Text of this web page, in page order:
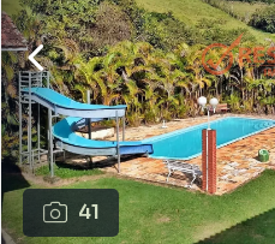
41